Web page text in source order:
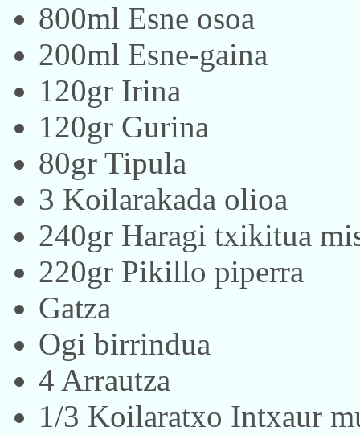
800ml Esne osoa
200ml Esne-gaina
120gr Irina
120gr Gurina
80gr Tipula
3 Koilarakada olioa
240gr Haragi txikitua
220gr Pikillo piperra
Gatza
Ogi birrindua
4 Arrautza
1/3 Koilaratxo Intxaur